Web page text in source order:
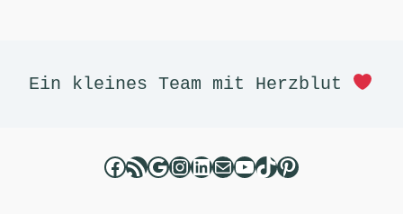
Ein kleines Team mit Herzblut